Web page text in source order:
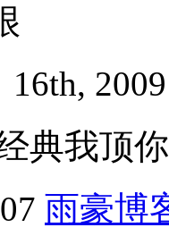
典我顶你
雨豪博